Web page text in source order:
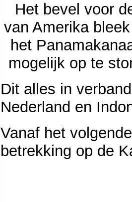
Het bevel voor
van Amerika
het
mogelijk op te
Dit alles in
Nederland en
Vanaf het
betrekking op de